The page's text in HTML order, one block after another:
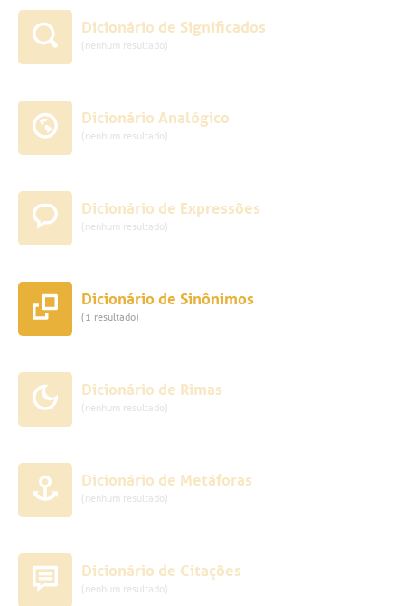
Dicionário de Significados
(nenhum resultado)
Dicionário Analógico
(nenhum resultado)
Dicionário de Expressões
(nenhum resultado)
Dicionário de Sinônimos
(1 resultado)
Dicionário de Rimas
(nenhum resultado)
Dicionário de Metáforas
(nenhum resultado)
Dicionário de Citações
(nenhum resultado)